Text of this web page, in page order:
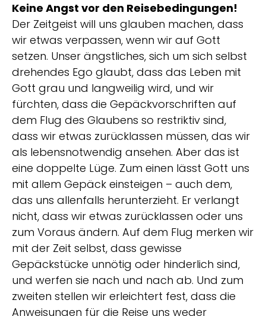
Keine Angst vor den Reisebedingungen!
Der Zeitgeist will uns glauben machen, dass
wir etwas verpassen, wenn wir auf Gott
setzen. Unser ängstliches, sich um sich selbst
drehendes Ego glaubt, dass das Leben mit
Gott grau und langweilig wird, und wir
fürchten, dass die Gepäckvorschriften auf
dem Flug des Glaubens so restriktiv sind,
dass wir etwas zurücklassen müssen, das wir
als lebensnotwendig ansehen. Aber das ist
eine doppelte Lüge. Zum einen lässt Gott uns
mit allem Gepäck einsteigen – auch dem,
das uns allenfalls herunterzieht. Er verlangt
nicht, dass wir etwas zurücklassen oder uns
zum Voraus ändern. Auf dem Flug merken wir
mit der Zeit selbst, dass gewisse
Gepäckstücke unnötig oder hinderlich sind,
und werfen sie nach und nach ab. Und zum
zweiten stellen wir erleichtert fest, dass die
Anweisungen für die Reise uns weder